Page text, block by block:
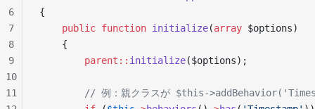
{
    public
function initialize(array $options)
    {
        parent::
initialize($options);
// 例：親クラスが $this-
6
7
8
9
10
11